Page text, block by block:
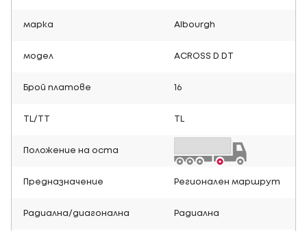
марка Albourgh
модел ACROSS D DT
Брой платове 16
TL/TT
Положение на оста
Предназначение Регионален маршрут
Радиална/диагонална Радиална